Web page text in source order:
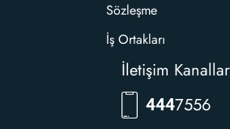
Sözleşme
İş Ortakları
İletişim
4447556